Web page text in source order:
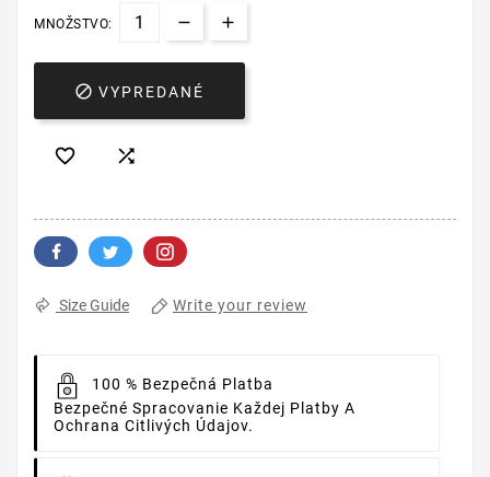
MNOŽSTVO:
 VYPREDANÉ
 
Size Guide Write your review
100 % Bezpečná Platba
Bezpečné Spracovanie Každej Platby A
Ochrana Citlivých Údajov.